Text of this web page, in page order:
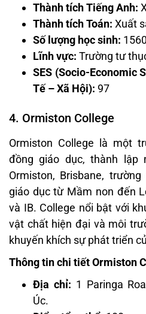
Thành tích Tiếng Anh:
Thành tích Toán: Xuất
Số lượng học sinh:
Lĩnh vực: Trường tư
SES (Socio-Economic
Tế – Xã Hội): 97
4. Ormiston College
Ormiston College là một
đồng giáo dục, thành lập
Ormiston, Brisbane,
giáo dục từ Mầm non đến
và IB. College nổi bật với
vật chất hiện đại và môi
khuyến khích sự phát triển
Thông tin chi tiết Ormiston
Địa chỉ: 1 Paringa
Úc.